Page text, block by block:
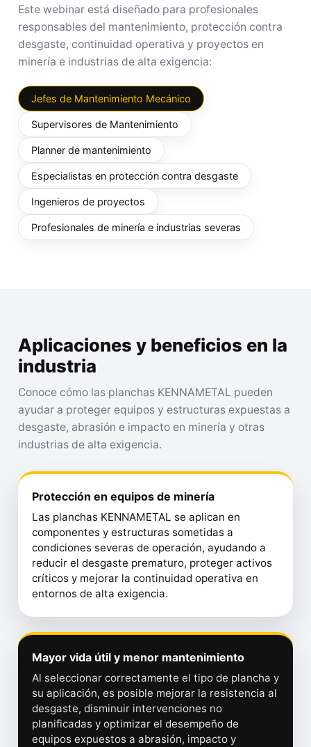
Este webinar está diseñado para profesionales
responsables del mantenimiento, protección contra
desgaste, continuidad operativa y proyectos en
minería e industrias de alta exigencia:
Jefes de Mantenimiento Mecánico
Supervisores de Mantenimiento
Planner de mantenimiento
Especialistas en protección contra desgaste
Ingenieros de proyectos
Profesionales de minería e industrias severas
Aplicaciones y beneficios en la
industria
Conoce cómo las planchas KENNAMETAL pueden
ayudar a proteger equipos y estructuras expuestas a
desgaste, abrasión e impacto en minería y otras
industrias de alta exigencia.
Protección en equipos de minería
Las planchas KENNAMETAL se aplican en
componentes y estructuras sometidas a
condiciones severas de operación, ayudando a
reducir el desgaste prematuro, proteger activos
críticos y mejorar la continuidad operativa en
entornos de alta exigencia.
Mayor vida útil y menor mantenimiento
Al seleccionar correctamente el tipo de plancha y
su aplicación, es posible mejorar la resistencia al
desgaste, disminuir intervenciones no
planificadas y optimizar el desempeño de
equipos expuestos a abrasión, impacto y